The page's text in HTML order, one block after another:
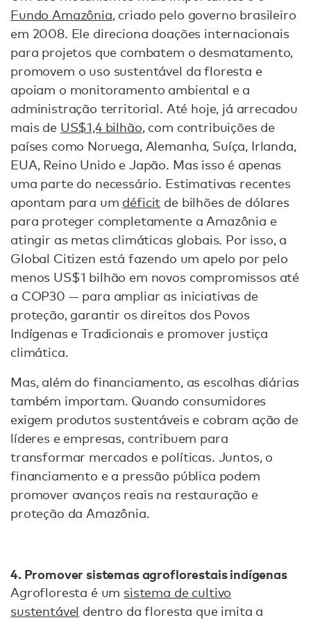
Fundo Amazônia, criado pelo governo brasileiro
em 2008. Ele direciona doações internacionais
para projetos que combatem o desmatamento,
promovem o uso sustentável da floresta e
apoiam o monitoramento ambiental e a
administração territorial. Até hoje, já arrecadou
mais de US$1,4 bilhão, com contribuições de
países como Noruega, Alemanha, Suíça, Irlanda,
EUA, Reino Unido e Japão. Mas isso é apenas
uma parte do necessário. Estimativas recentes
apontam para um déficit de bilhões de dólares
para proteger completamente a Amazônia e
atingir as metas climáticas globais. Por isso, a
Global Citizen está fazendo um apelo por pelo
menos US$1 bilhão em novos compromissos até
a COP30 — para ampliar as iniciativas de
proteção, garantir os direitos dos Povos
Indígenas e Tradicionais e promover justiça
climática.
Mas, além do financiamento, as escolhas diárias
também importam. Quando consumidores
exigem produtos sustentáveis e cobram ação de
líderes e empresas, contribuem para
transformar mercados e políticas. Juntos, o
financiamento e a pressão pública podem
promover avanços reais na restauração e
proteção da Amazônia.
4. Promover sistemas agroflorestais indígenas
Agrofloresta é um sistema de cultivo
sustentável dentro da floresta que imita a